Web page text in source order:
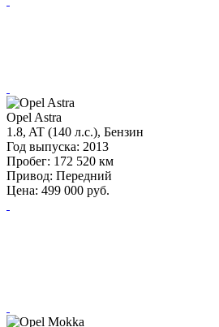
Opel Astra
1.8, AT (140 л.с.), Бензин
Год выпуска: 2013
Пробег: 172 520 км
Привод: Передний
Цена: 499 000 руб.